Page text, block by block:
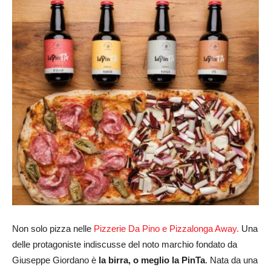
Non solo pizza nelle Pizzerie Da Pino e Pizzalonga Away. Una
delle protagoniste indiscusse del noto marchio fondato da
Giuseppe Giordano è la birra, o meglio la PinTa. Nata da una